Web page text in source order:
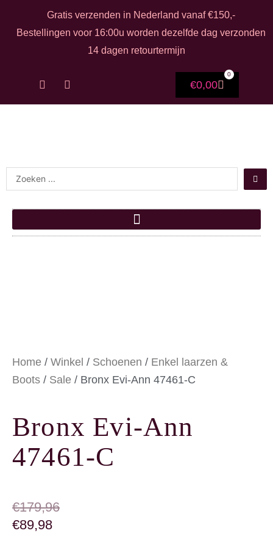
Ga naar de inhoud
Gratis verzenden in Nederland vanaf €150,-
Bestellingen voor 16:00u worden dezelfde dag verzonden
14 dagen retourtermijn
F
a
-
f
I
n
m
€0,00
0
Search ...
Home / Winkel / Schoenen / Enkel laarzen &
Boots / Sale / Bronx Evi-Ann 47461-C
Bronx Evi-Ann
47461-C
€179,96
OORSPRONKELIJKE PRIJS WAS:
€89,98
HUIDIGE PRIJS IS: €89,98.